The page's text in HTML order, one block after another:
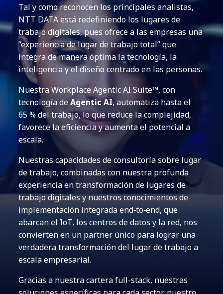
Tal y como reconocen los principales analistas,
NTT DATA está redefiniendo los lugares de
trabajo digitales, pues ofrece a las empresas una
“experiencia de lugar de trabajo total” que
integra de manera óptima la tecnología, la
inteligencia y el diseño centrado en las personas.
Nuestra Workplace Agentic AI Suite™, con
tecnología deAgentic AI, automatiza hasta el
65 % del trabajo, lo que reduce la complejidad,
favorece la eficiencia y aumenta el potencial a
escala.
Nuestras capacidades de consultoría sobre lugar
de trabajo, combinadas con nuestra profunda
experiencia en transformación de lugares de
trabajo digitales y nuestros conocimientos de
implementación integrada end‑to‑end, que
abarcan el IoT, los centros de datos y la red, nos
convierten en un partner único para lograr una
verdadera transformación del lugar de trabajo a
escala empresarial.
Gracias a nuestra cartera full-stack, nuestras